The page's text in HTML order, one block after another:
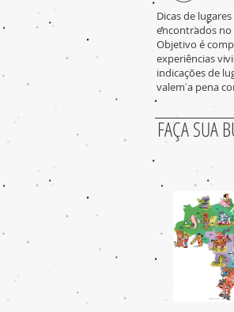
Dicas de
encontrados no
Objetivo é
experiências
indicações de
valem a pena
FAÇA SUA